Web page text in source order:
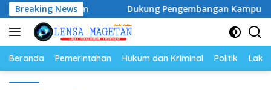
Langsung
ke
konten
Breaking News
Ayam Dukung Pengembangan Kampus
Beranda Pemerintahan Hukum dan Kriminal Politik